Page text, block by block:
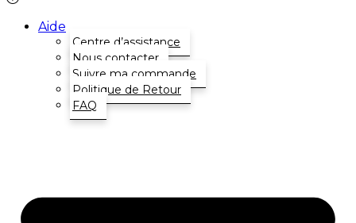
Aide
Centre d’assistance
Nous contacter
Suivre ma commande
Politique de Retour
FAQ